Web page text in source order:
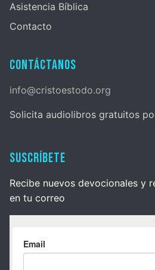
Asistencia Bíblica
Contacto
Contáctanos
info@cristoestodo.org
Solicita audiolibros gratuitos
Suscríbete
Recibe nuevos devocionales y
en tu correo